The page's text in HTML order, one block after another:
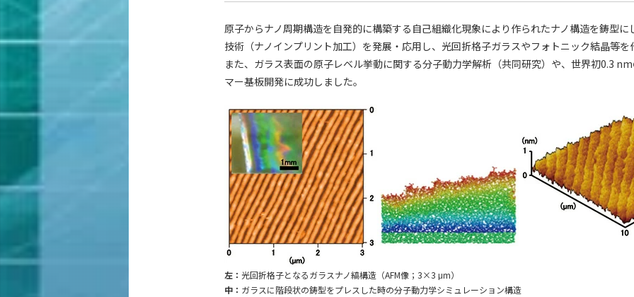
原子からナノ周期構造を自発的に構築する自己組織化現象により作られたナノ構造を鋳型に
技術（ナノインプリント加工）を発展・応用し、光回折格子ガラスやフォトニック結晶等を
また、ガラス表面の原子レベル挙動に関する分子動力学解析（共同研究）や、世界初0.3
マー基板開発に成功しました。
左： 光回折格子となるガラスナノ縞構造（AFM像；3×3 μm）
中： ガラスに階段状の鋳型をプレスした時の分子動力学シミュレーション構造